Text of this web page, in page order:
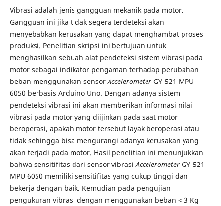
Vibrasi adalah jenis gangguan mekanik pada motor.
Gangguan ini jika tidak segera terdeteksi akan
menyebabkan kerusakan yang dapat menghambat proses
produksi. Penelitian skripsi ini bertujuan untuk
menghasilkan sebuah alat pendeteksi sistem vibrasi pada
motor sebagai indikator pengaman terhadap perubahan
beban menggunakan sensorAccelerometer GY-521 MPU
6050 berbasis Arduino Uno. Dengan adanya sistem
pendeteksi vibrasi ini akan memberikan informasi nilai
vibrasi pada motor yang diijinkan pada saat motor
beroperasi, apakah motor tersebut layak beroperasi atau
tidak sehingga bisa mengurangi adanya kerusakan yang
akan terjadi pada motor. Hasil penelitian ini menunjukkan
bahwa sensitifitas dari sensor vibrasiAccelerometerGY-521
MPU 6050 memiliki sensitifitas yang cukup tinggi dan
bekerja dengan baik. Kemudian pada pengujian
pengukuran vibrasi dengan menggunakan beban < 3 Kg